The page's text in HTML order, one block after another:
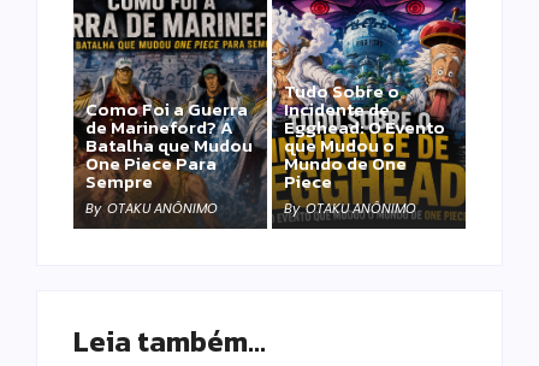
Como Foi a Guerra
de Marineford? A
Batalha que Mudou
One Piece Para
Sempre
By OTAKU ANÔNIMO
Tudo Sobre o
Incidente de
Egghead: O Evento
que Mudou o
Mundo de One
Piece
By OTAKU ANÔNIMO
Leia também...